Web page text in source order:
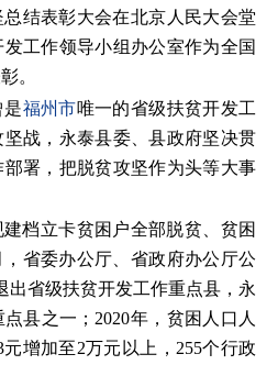
结表彰大会在北京人民大会堂
工作领导小组办公室作为全国
。
是福州市唯一的省级扶贫开发工
战，永泰县委、县政府坚决贯
署，把脱贫攻坚作为头等大事
档立卡贫困户全部脱贫、贫困
，省委办公厅、省政府办公厅公
出省级扶贫开发工作重点县，永
县之一；2020年，贫困人口人
增加至2万元以上，255个行政